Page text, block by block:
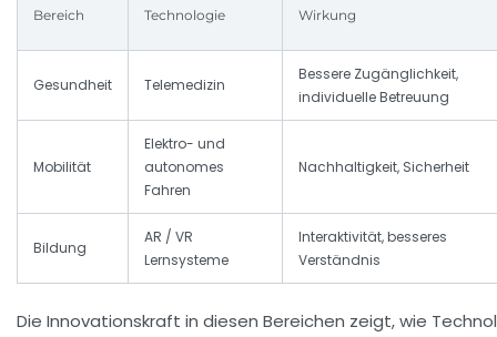
Bereich Technologie Wirkung
Gesundheit Telemedizin
Bessere Zugänglichkeit,
individuelle Betreuung
Mobilität
Elektro- und
autonomes
Fahren
Nachhaltigkeit, Sicherheit
Bildung
AR / VR
Lernsysteme
Interaktivität, besseres
Verständnis
Die Innovationskraft in diesen Bereichen zeigt, wie